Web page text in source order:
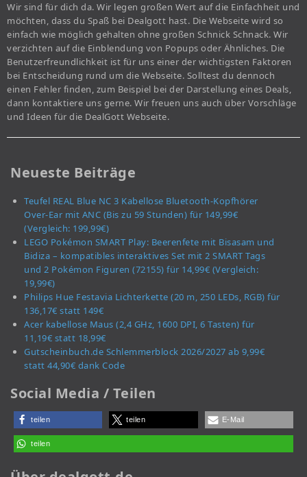
Wir sind für dich da. Wir legen großen Wert auf die Einfachheit und
möchten, dass du Spaß bei Dealgott hast. Die Webseite wird so
einfach wie möglich gehalten ohne großen Schnick Schnack. Wir
verzichten auf die Einblendung von Popups oder Ähnliches. Die
Benutzerfreundlichkeit ist für uns einer der wichtigsten Faktoren
bei Entscheidung rund um die Webseite. Solltest du dennoch
einen Fehler finden, zum Beispiel bei der Darstellung eines Deals,
dann kontaktiere uns gerne. Wir freuen uns auch über Vorschläge
und Ideen für die DealGott Webseite.
Neueste Beiträge
Teufel REAL Blue NC 3 Kabellose Bluetooth-Kopfhörer
Over-Ear mit ANC (Bis zu 59 Stunden) für 149,99€
(Vergleich: 199,99€)
LEGO Pokémon SMART Play: Beerenfete mit Bisasam und
Bidiza – kompatibles interaktives Set mit 2 SMART Tags
und 2 Pokémon Figuren (72155) für 14,99€ (Vergleich:
19,99€)
Philips Hue Festavia Lichterkette (20 m, 250 LEDs, RGB) für
136,17€ statt 149€
Acer kabellose Maus (2,4 GHz, 1600 DPI, 6 Tasten) für
11,19€ statt 18,99€
Gutscheinbuch.de Schlemmerblock 2026/2027 ab 9,99€
statt 44,90€ dank Code
Social Media / Teilen
teilen teilen E-Mail
teilen